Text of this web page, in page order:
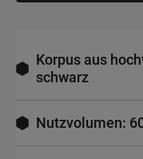
Korpus aus
schwarz
Nutzvolumen: